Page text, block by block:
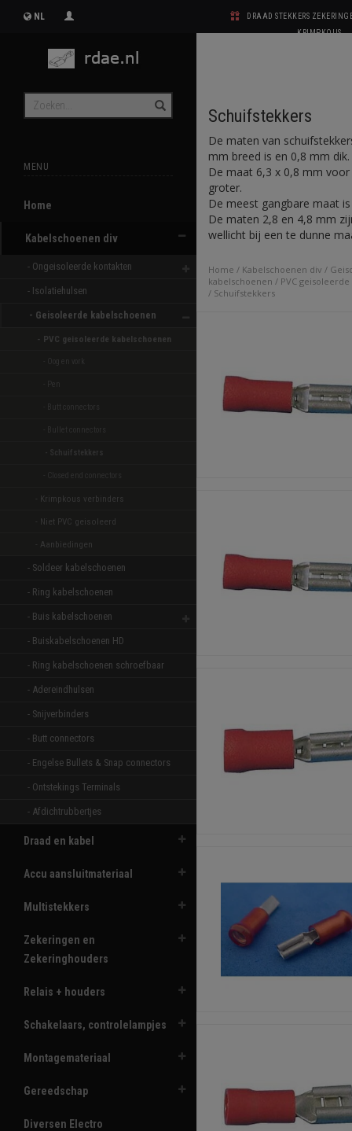
NL
DRAAD STEKKERS
KRIMPKOUS
MENU
Home
Kabelschoenen div
- Ongeisoleerde kontakten
- Isolatiehulsen
- Geisoleerde kabelschoenen
- PVC geisoleerde kabelschoenen
- Oog en vork
- Pen
- Butt connectors
- Bullet connectors
- Schuifstekkers
- Closed end connectors
- Krimpkous verbinders
- Niet PVC geisoleerd
- Aanbiedingen
- Soldeer kabelschoenen
- Ring kabelschoenen
- Buis kabelschoenen
- Buiskabelschoenen HD
- Ring kabelschoenen schroefbaar
- Adereindhulsen
- Snijverbinders
- Butt connectors
- Engelse Bullets & Snap connectors
- Ontstekings Terminals
- Afdichtrubbertjes
Draad en kabel
Accu aansluitmateriaal
Multistekkers
Zekeringen en
Zekeringhouders
Relais + houders
Schakelaars, controlelampjes
Montagemateriaal
Gereedschap
Diversen Electro
Schuifstekkers
De maten van
mm breed is en 0,8 mm dik.
De maat 6,3 x 0,8 mm
groter.
De meest gangbare maat
De maten 2,8 en 4,8 mm
wellicht bij een te dunne
Home / Kabelschoenen div /
kabelschoenen / PVC
/ Schuifstekkers